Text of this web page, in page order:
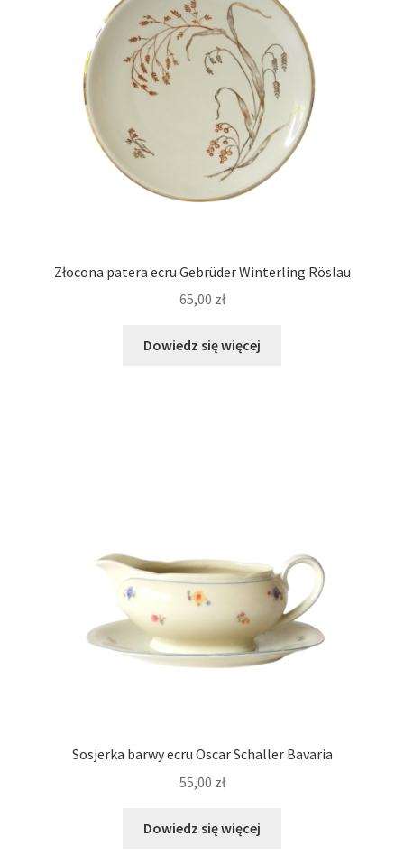
Złocona patera ecru Gebrüder Winterling Röslau
65,00 zł
Dowiedz się więcej
Sosjerka barwy ecru Oscar Schaller Bavaria
55,00 zł
Dowiedz się więcej